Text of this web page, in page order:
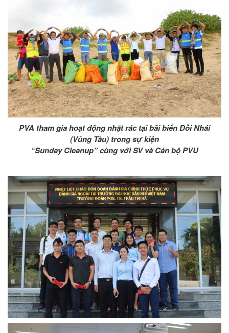
PVA tham gia hoạt động nhặt rác tại bãi biển Đồi Nhái
(Vũng Tàu) trong sự kiện
“Sunday Cleanup” cùng với SV và Cán bộ PVU